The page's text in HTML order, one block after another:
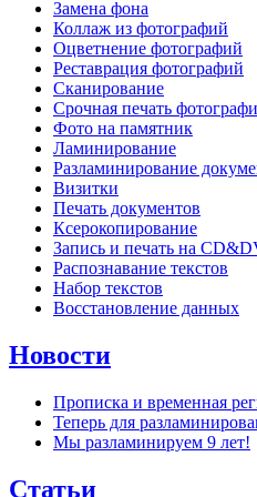
Замена фона
Коллаж из фотографий
Оцветнение фотографий
Реставрация фотографий
Сканирование
Срочная печать
Фото на памятник
Ламинирование
Разламинирование
Визитки
Печать документов
Ксерокопирование
Запись и печать на
Распознавание текстов
Набор текстов
Восстановление данных
Новости
Прописка и временная
Теперь для
Мы разламинируем 9 лет!
Статьи